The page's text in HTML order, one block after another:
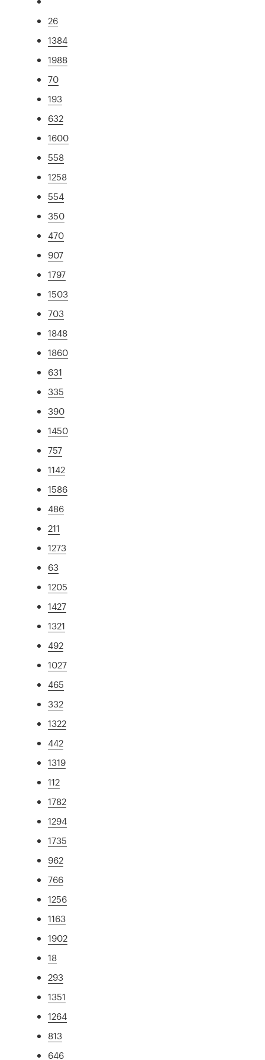
26
1384
1988
70
193
632
1600
558
1258
554
350
470
907
1797
1503
703
1848
1860
631
335
390
1450
757
1142
1586
486
211
1273
63
1205
1427
1321
492
1027
465
332
1322
442
1319
112
1782
1294
1735
962
766
1256
1163
1902
18
293
1351
1264
813
646